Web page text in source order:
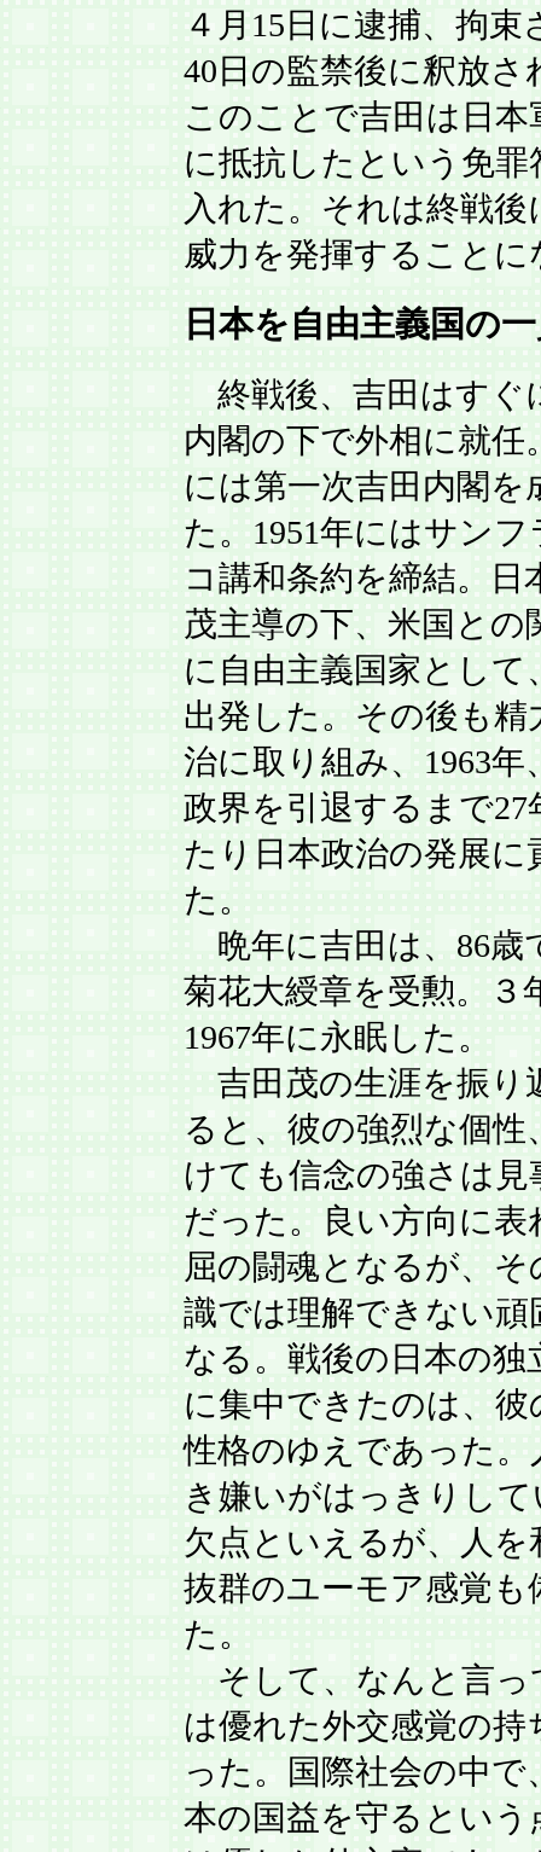
４月15日に逮捕、拘束
40日の監禁後に釈放さ
このことで吉田は日本
に抵抗したという免罪
入れた。それは終戦後
威力を発揮することに
日本を自由主義国の
終戦後、吉田はすぐ
内閣の下で外相に就任
には第一次吉田内閣を
た。1951年にはサン
コ講和条約を締結。日
茂主導の下、米国との
に自由主義国家として
出発した。その後も精
治に取り組み、1963年
政界を引退するまで27
たり日本政治の発展に
た。
晩年に吉田は、86歳
菊花大綬章を受勲。３
1967年に永眠した。
吉田茂の生涯を振り
ると、彼の強烈な個性
けても信念の強さは見
だった。良い方向に表
屈の闘魂となるが、そ
識では理解できない頑
なる。戦後の日本の独
に集中できたのは、彼
性格のゆえであった。
き嫌いがはっきりし
欠点といえるが、人を
抜群のユーモア感覚も
た。
そして、なんと言っ
は優れた外交感覚の持
った。国際社会の中で
本の国益を守るという